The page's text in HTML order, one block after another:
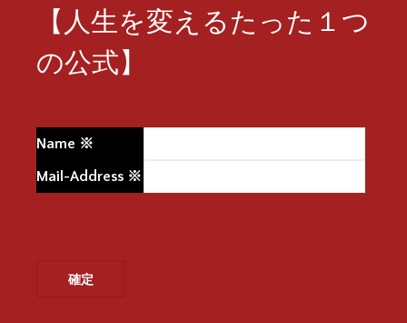
【人生を変えるたった１つ
の公式】
Name ※
Mail-Address ※